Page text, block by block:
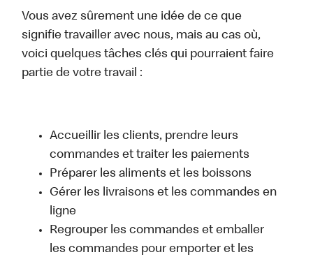
Vous avez sûrement une idée de ce que
signifie travailler avec nous, mais au cas où,
voici quelques tâches clés qui pourraient faire
partie de votre travail :
Accueillir les clients, prendre leurs
commandes et traiter les paiements
Préparer les aliments et les boissons
Gérer les livraisons et les commandes en
ligne
Regrouper les commandes et emballer
les commandes pour emporter et les